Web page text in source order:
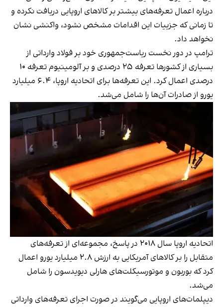
درباره اعمال تعرفه‌های بیشتر بر کالاهای اروپایی دریافت نکرده و
تا زمانی که جزییات این اقدامات مشخص نشود، واکنشی نشان
نخواهد داد.
ترامپ در دور نخست ریاست‌جمهوری خود بر فولاد وارداتی از
بسیاری از کشورها تعرفه ۲۵ درصدی و بر آلومینیوم تعرفه ۱۰
درصدی اعمال کرد. این تعرفه‌ها برای اتحادیه اروپا، ۶.۴ میلیارد
یورو از صادرات آن‌ها را شامل می‌شد.
اتحادیه اروپا سال ۲۰۱۸ در پاسخ، مجموعه‌ای از تعرفه‌های
متقابل را بر کالاهای آمریکایی به ارزش ۲.۸ میلیارد یورو اعمال
کرد که بوربون و موتورسیکلت‌های هارلی دیویدسون را شامل
می‌شد.
دیپلمات‌های اروپایی می‌گویند در صورت اجرای تعرفه‌های وارداتی